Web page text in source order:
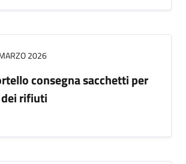
2026
consegna sacchetti per
rifiuti